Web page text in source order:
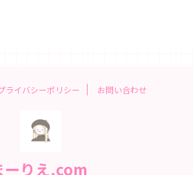
ライバシーポリシー お問い合わせ
ーりえ.com